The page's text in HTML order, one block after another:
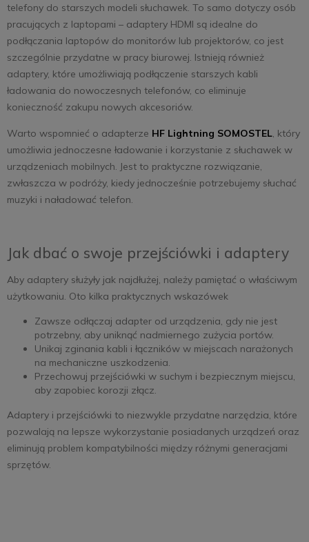
telefony do starszych modeli słuchawek. To samo dotyczy osób
pracujących z laptopami – adaptery HDMI są idealne do
podłączania laptopów do monitorów lub projektorów, co jest
szczególnie przydatne w pracy biurowej. Istnieją również
adaptery, które umożliwiają podłączenie starszych kabli
ładowania do nowoczesnych telefonów, co eliminuje
konieczność zakupu nowych akcesoriów.
Warto wspomnieć o adapterze HF Lightning SOMOSTEL, który
umożliwia jednoczesne ładowanie i korzystanie z słuchawek w
urządzeniach mobilnych. Jest to praktyczne rozwiązanie,
zwłaszcza w podróży, kiedy jednocześnie potrzebujemy słuchać
muzyki i naładować telefon.
Jak dbać o swoje przejściówki i adaptery
Aby adaptery służyły jak najdłużej, należy pamiętać o właściwym
użytkowaniu. Oto kilka praktycznych wskazówek
Zawsze odłączaj adapter od urządzenia, gdy nie jest
potrzebny, aby uniknąć nadmiernego zużycia portów.
Unikaj zginania kabli i łączników w miejscach narażonych
na mechaniczne uszkodzenia.
Przechowuj przejściówki w suchym i bezpiecznym miejscu,
aby zapobiec korozji złącz.
Adaptery i przejściówki to niezwykle przydatne narzędzia, które
pozwalają na lepsze wykorzystanie posiadanych urządzeń oraz
eliminują problem kompatybilności między różnymi generacjami
sprzętów.